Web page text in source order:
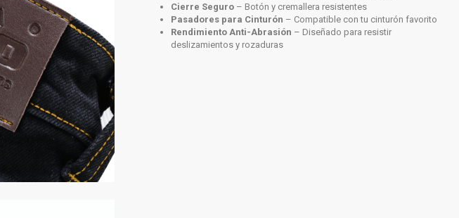
Cierre Seguro– Botón y cremallera resistentes
Pasadores para Cinturón – Compatible con tu cinturón favorito
Rendimiento Anti-Abrasión – Diseñado para resistir
deslizamientos y rozaduras